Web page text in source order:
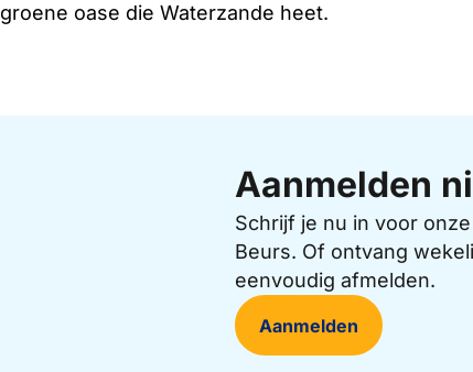
groene oase die Waterzande heet.
Aanmelden
Schrijf je nu in voor
Beurs. Of ontvang
eenvoudig afmelden.
Aanmelden